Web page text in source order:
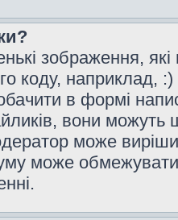
зображення, які
коду, наприклад,
в формі
вони
може
може обмежувати